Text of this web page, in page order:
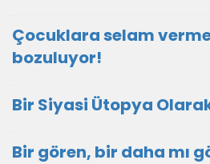
Çocuklara selam
bozuluyor!
Bir Siyasi Ütopya
Bir gören, bir daha mı